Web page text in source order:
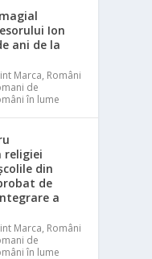
Ion
ani de la
Marca, Români
de
în lume
religiei
din
de
a
Marca, Români
de
în lume